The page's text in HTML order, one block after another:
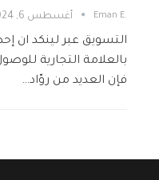
.Eman E أغسطس 6, 2024
التسويق عبر لينكد ان
بالعلامة التجارية
فإن العديد من روّاد…